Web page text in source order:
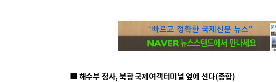
■ 해수부 청사, 북항 국제여객터미널 옆에 선다(종합)